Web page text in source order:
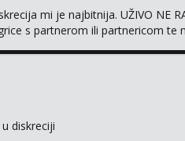
mi je najbitnija. UŽIVO NE
s partnerom ili partnericom te
diskreciji